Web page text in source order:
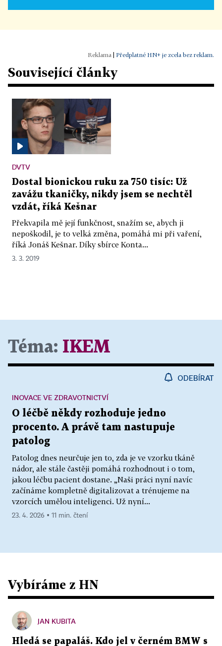
| Předplatné HN+ je zcela bez reklam.
Související články
DVTV
Dostal bionickou ruku za 750 tisíc: Už
zavážu tkaničky, nikdy jsem se nechtěl
vzdát, říká Kešnar
Překvapila mě její funkčnost, snažím se, abych ji
nepoškodil, je to velká změna, pomáhá mi při vaření,
říká Jonáš Kešnar. Díky sbírce Konta...
3. 3. 2019
Téma: IKEM
ODEBÍRAT
O léčbě někdy rozhoduje jedno
procento. A právě tam nastupuje
patolog
Patolog dnes neurčuje jen to, zda je ve vzorku tkáně
nádor, ale stále častěji pomáhá rozhodnout i o tom,
jakou léčbu pacient dostane. „Naši práci nyní navíc
začínáme kompletně digitalizovat a trénujeme na
vzorcích umělou inteligenci. Už nyní...
INOVACE VE ZDRAVOTNICTVÍ
23. 4. 2026 ▪ 11 min. čtení
Vybíráme z HN
JAN KUBITA
Hledá se papaláš. Kdo jel v černém BMW s